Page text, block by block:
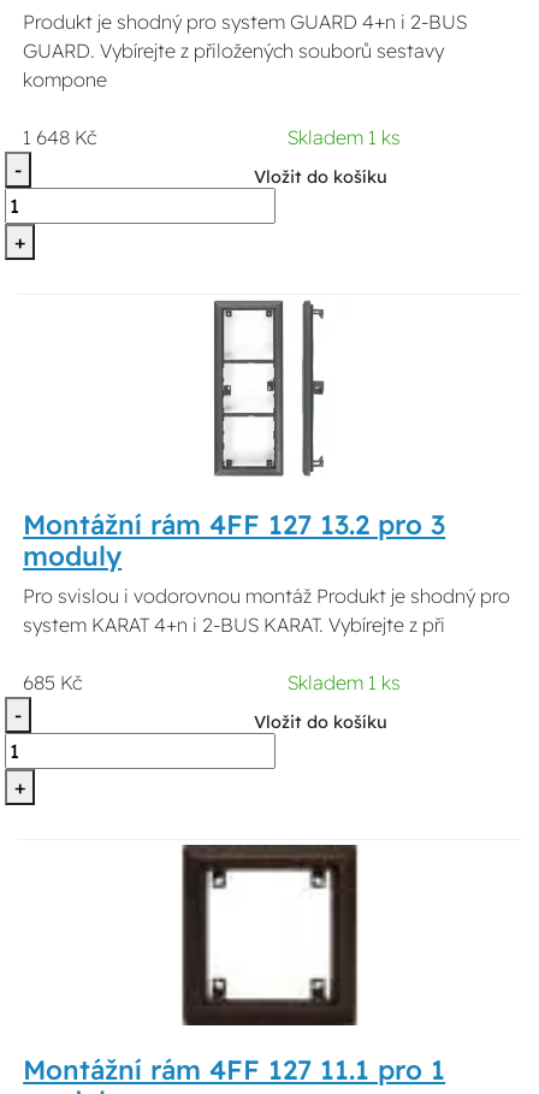
Produkt je shodný pro system GUARD 4+n i 2-BUS
GUARD. Vybírejte z přiložených souborů sestavy
kompone
1 648 Kč
Skladem 1 ks
-
+
Vložit do košíku
Montážní rám 4FF 127 13.2 pro 3
moduly
Pro svislou i vodorovnou montáž Produkt je shodný pro
system KARAT 4+n i 2-BUS KARAT. Vybírejte z při
685 Kč
Skladem 1 ks
-
+
Vložit do košíku
Montážní rám 4FF 127 11.1 pro 1